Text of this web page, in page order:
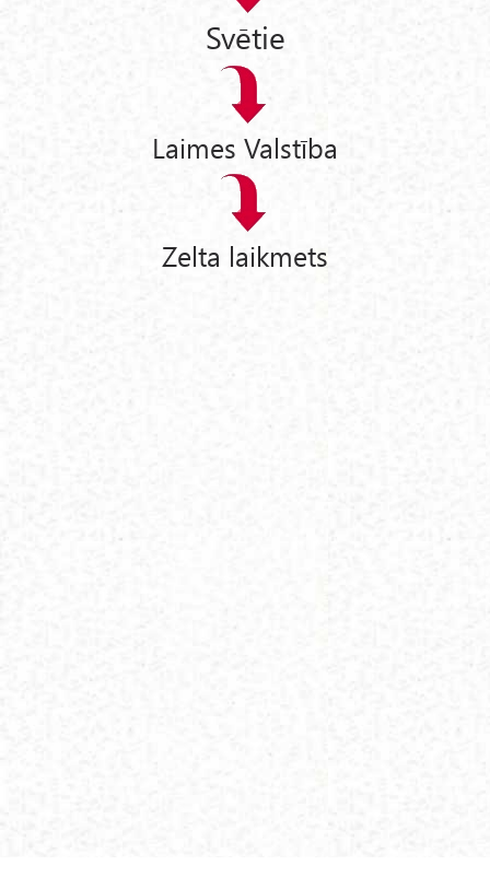
Svētie
Laimes Valstība
Zelta laikmets